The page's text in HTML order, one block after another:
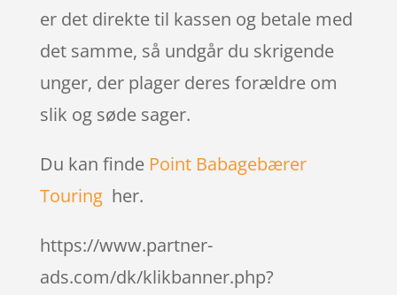
er det direkte til kassen og betale med
det samme, så undgår du skrigende
unger, der plager deres forældre om
slik og søde sager.
Du kan finde Point Babagebærer
Touringher.
https://www.partner-
ads.com/dk/klikbanner.php?